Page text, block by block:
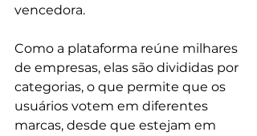
vencedora.
Como a plataforma reúne milhares
de empresas, elas são divididas por
categorias, o que permite que os
usuários votem em diferentes
marcas, desde que estejam em